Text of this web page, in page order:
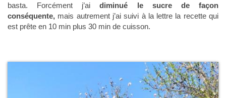
basta. Forcément j’ai diminué le sucre de façon
conséquente, mais autrement j’ai suivi à la lettre la recette qui
est prête en 10 min plus 30 min de cuisson.